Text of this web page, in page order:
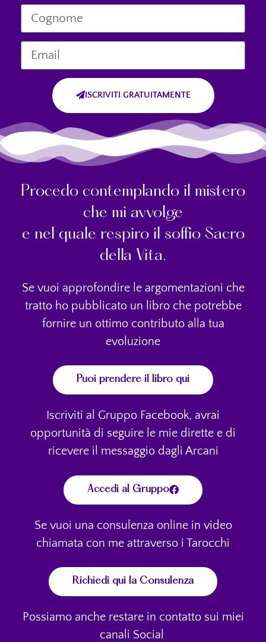
ISCRIVITI GRATUITAMENTE
Procedo contemplando il mistero
che mi avvolge
e nel quale respiro il soffio Sacro
della Vita.
Se vuoi approfondire le argomentazioni che
tratto ho pubblicato un libro che potrebbe
fornire un ottimo contributo alla tua
evoluzione
Puoi prendere il libro qui
Iscriviti al Gruppo Facebook, avrai
opportunità di seguire le mie dirette e di
ricevere il messaggio dagli Arcani
Accedi al Gruppo
Se vuoi una consulenza online in video
chiamata con me attraverso i Tarocchi
Richiedi qui la Consulenza
Possiamo anche restare in contatto sui miei
canali Social